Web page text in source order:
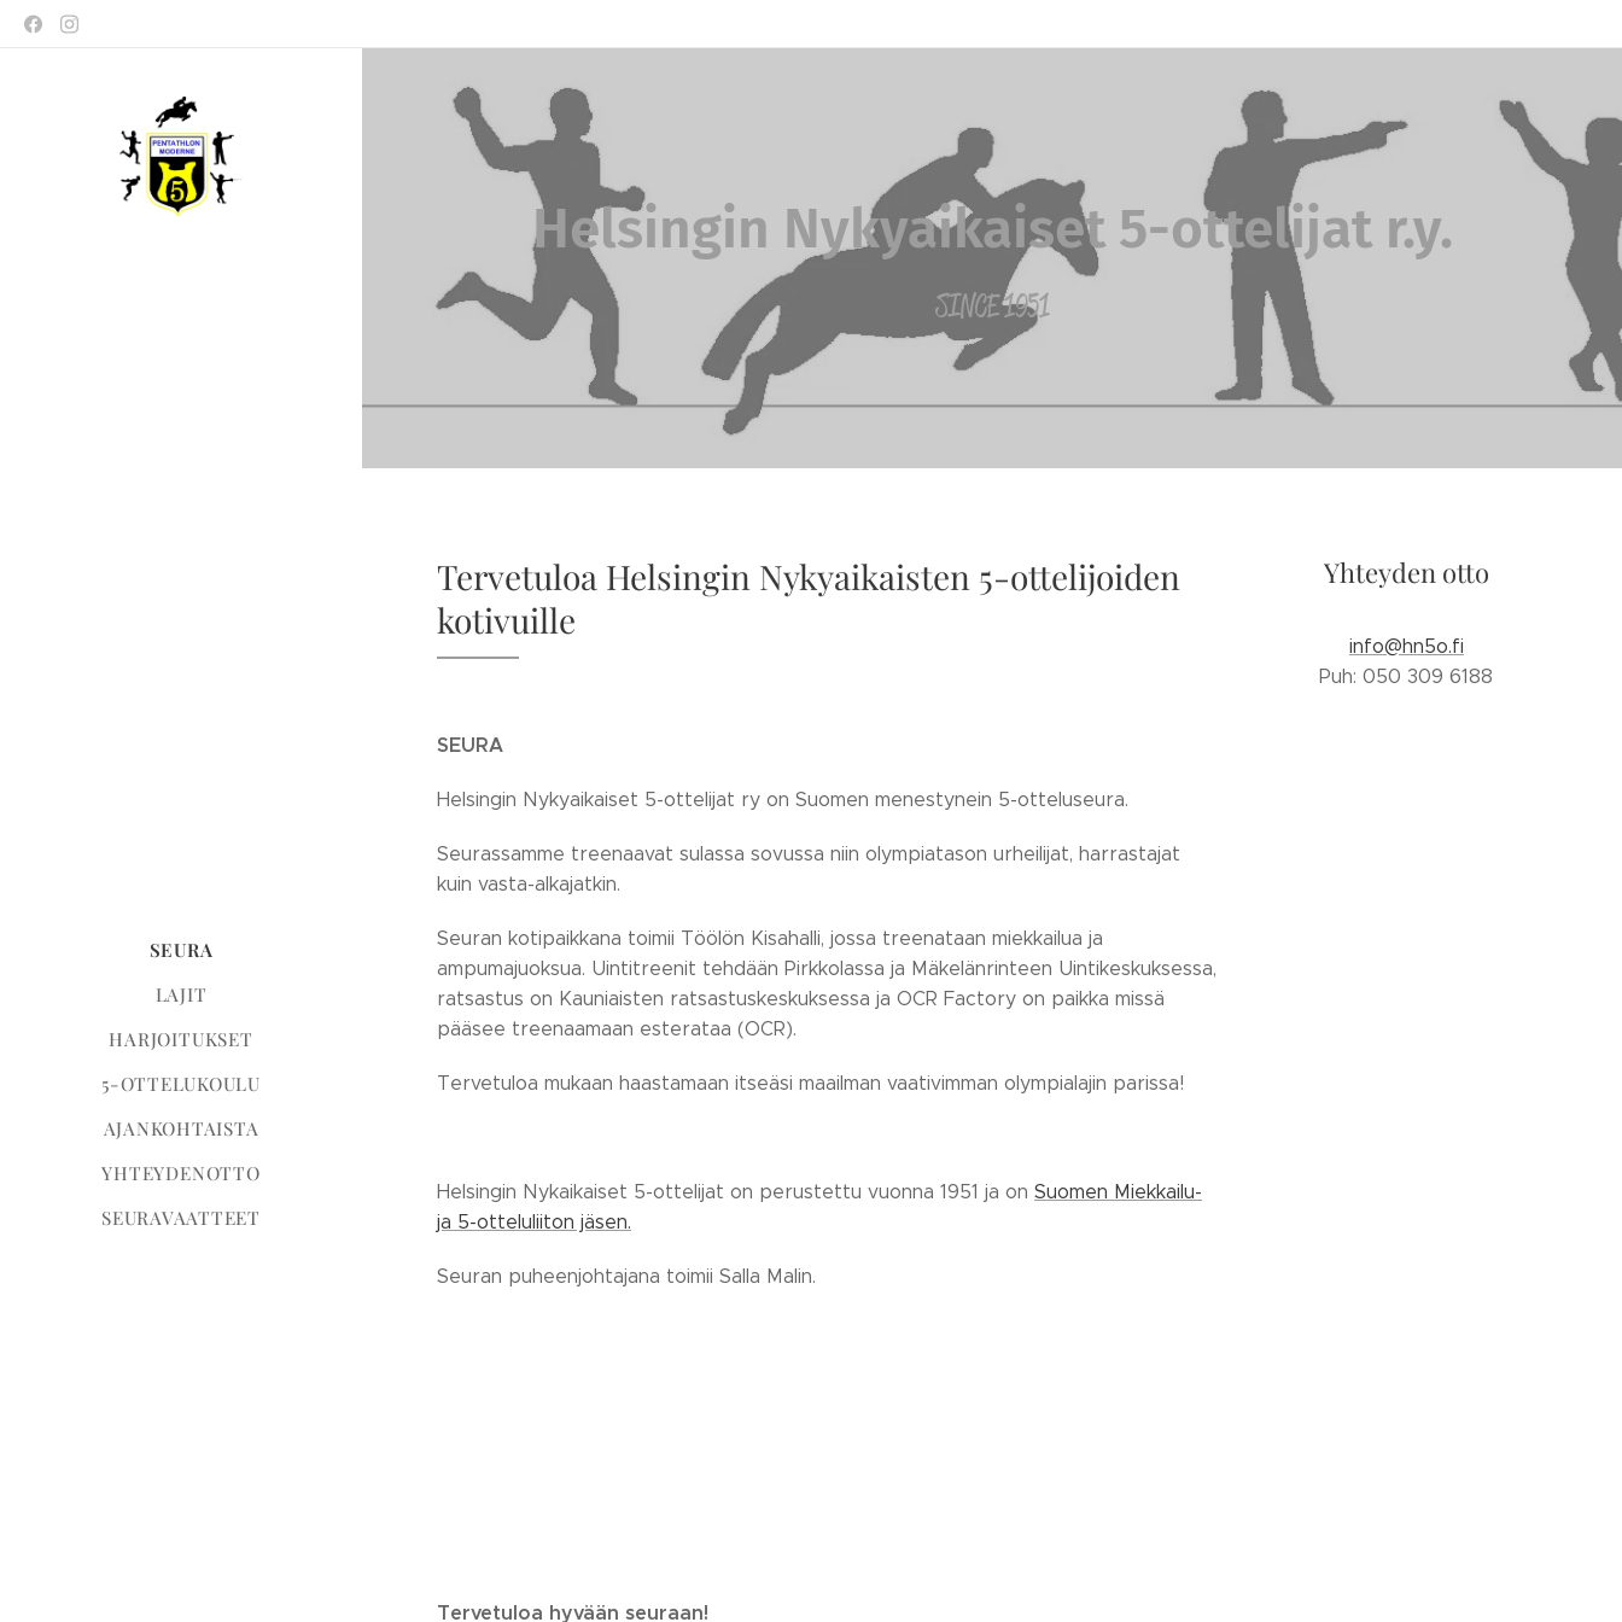
SEURA
LAJIT
HARJOITUKSET
5-OTTELUKOULU
AJANKOHTAISTA
YHTEYDENOTTO
SEURAVAATTEET
Helsingin Nykyaikaiset 5-ottelijat r.y.
SINCE 1951
Tervetuloa Helsingin Nykyaikaisten 5-ottelijoiden
kotivuille
SEURA
Helsingin Nykyaikaiset 5-ottelijat ry on Suomen menestynein 5-otteluseura.
Seurassamme treenaavat sulassa sovussa niin olympiatason urheilijat, harrastajat
kuin vasta-alkajatkin.
Seuran kotipaikkana toimii Töölön Kisahalli, jossa treenataan miekkailua ja
ampumajuoksua. Uintitreenit tehdään Pirkkolassa ja Mäkelänrinteen Uintikeskuksessa,
ratsastus on Kauniaisten ratsastuskeskuksessa ja OCR Factory on paikka missä
pääsee treenaamaan esterataa (OCR).
Tervetuloa mukaan haastamaan itseäsi maailman vaativimman olympialajin parissa!
Helsingin Nykaikaiset 5-ottelijat on perustettu vuonna 1951 ja on Suomen Miekkailu-
ja 5-otteluliiton jäsen.
Seuran puheenjohtajana toimii Salla Malin.
Yhteyden otto
info@hn5o.fi
Puh: 050 309 6188
Tervetuloa hyvään seuraan!